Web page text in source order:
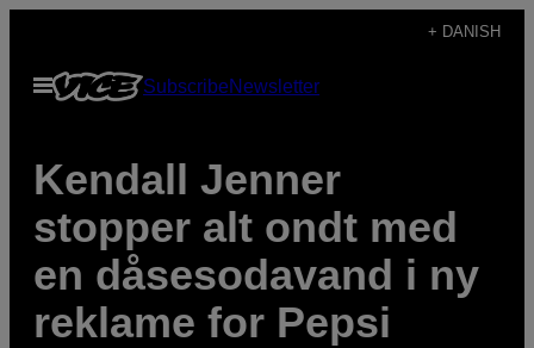
indhold
+ DANISH
Åbn
Menu
SubscribeNewsletter
Kendall Jenner
stopper alt ondt med
en dåsesodavand i ny
reklame for Pepsi